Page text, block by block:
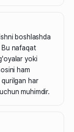
boshlashda
nafaqat
yoki
ham
har
muhimdir.